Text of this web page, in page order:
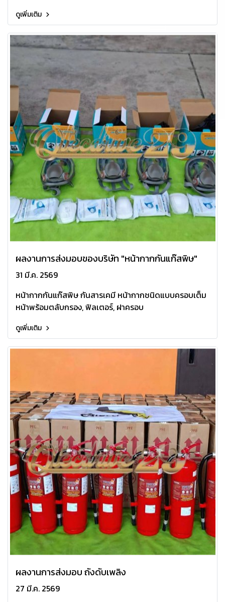
ดูเพิ่มเติม
ผลงานการส่งมอบของบริษัท "หน้ากากกันแก๊สพิษ"
31 มี.ค. 2569
หน้ากากกันแก๊สพิษ กันสารเคมี ️หน้ากากชนิดแบบครอบเต็ม
หน้าพร้อมตลับกรอง, ฟิลเตอร์, ฝาครอบ
ดูเพิ่มเติม
ผลงานการส่งมอบ ถังดับเพลิง
27 มี.ค. 2569